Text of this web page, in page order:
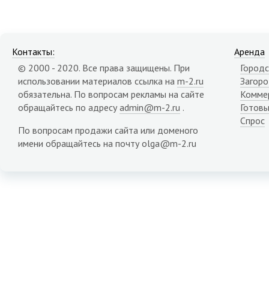
Контакты:
© 2000 - 2020. Все права защищены. При
использовании материалов ссылка на m-2.ru
обязательна. По вопросам рекламы на сайте
обращайтесь по адресу admin@m-2.ru .
По вопросам продажи сайта или доменого
имени обращайтесь на почту olga@m-2.ru
Аренда
Спрос